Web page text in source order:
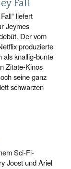
Fall
liefert
Jeymes
Der vom
produzierte
als knallig-bunte
Zitate-Kinos
seine ganz
schwarzen
Sci-Fi-
Joost und Ariel